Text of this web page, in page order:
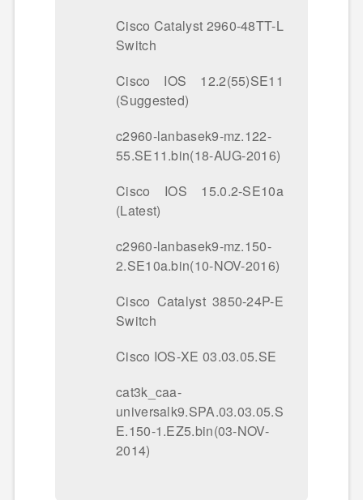
Cisco Catalyst 2960-48TT-L
Switch
Cisco IOS 12.2(55)SE11
(Suggested)
c2960-lanbasek9-mz.122-
55.SE11.bin(18-AUG-2016)
Cisco IOS 15.0.2-SE10a
(Latest)
c2960-lanbasek9-mz.150-
2.SE10a.bin(10-NOV-2016)
Cisco Catalyst 3850-24P-E
Switch
Cisco IOS-XE 03.03.05.SE
cat3k_caa-
universalk9.SPA.03.03.05.S
E.150-1.EZ5.bin(03-NOV-
2014)